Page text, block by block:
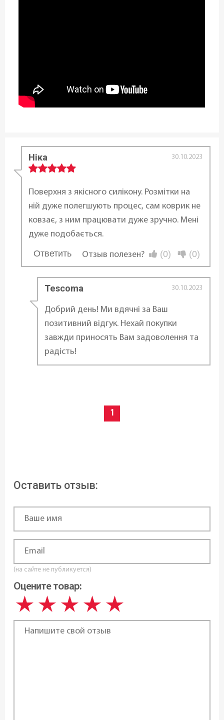
40 см
Страна регистрация бренда:
Ніка 30.10.2023
Поверхня з якісного силікону. Розмітки на
ній дуже полегшують процес, сам коврик не
ковзає, з ним працювати дуже зручно. Мені
дуже подобається.
Ответить Отзыв полезен? (0) (0)
Tescoma 30.10.2023
Добрий день! Ми вдячні за Ваш
позитивний відгук. Нехай покупки
завжди приносять Вам задоволення та
радість!
1
Оставить отзыв:
(на сайте не публикуется)
Оцените товар: